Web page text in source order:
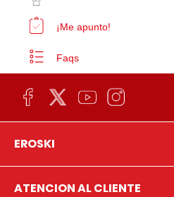
¡Me apunto!
Faqs
EROSKI
ATENCION AL CLIENTE